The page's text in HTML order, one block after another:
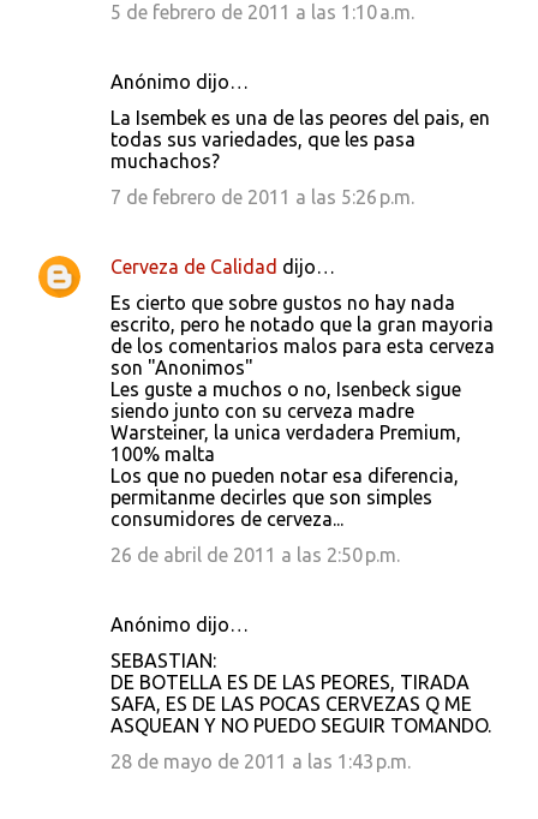
5 de febrero de 2011 a las 1:10 a.m.
Anónimo dijo…
La Isembek es una de las peores del pais, en
todas sus variedades, que les pasa
muchachos?
7 de febrero de 2011 a las 5:26 p.m.
Cerveza de Calidad dijo…
Es cierto que sobre gustos no hay nada
escrito, pero he notado que la gran mayoria
de los comentarios malos para esta cerveza
son "Anonimos"
Les guste a muchos o no, Isenbeck sigue
siendo junto con su cerveza madre
Warsteiner, la unica verdadera Premium,
100% malta
Los que no pueden notar esa diferencia,
permitanme decirles que son simples
consumidores de cerveza...
26 de abril de 2011 a las 2:50 p.m.
Anónimo dijo…
SEBASTIAN:
DE BOTELLA ES DE LAS PEORES, TIRADA
SAFA, ES DE LAS POCAS CERVEZAS Q ME
ASQUEAN Y NO PUEDO SEGUIR TOMANDO.
28 de mayo de 2011 a las 1:43 p.m.